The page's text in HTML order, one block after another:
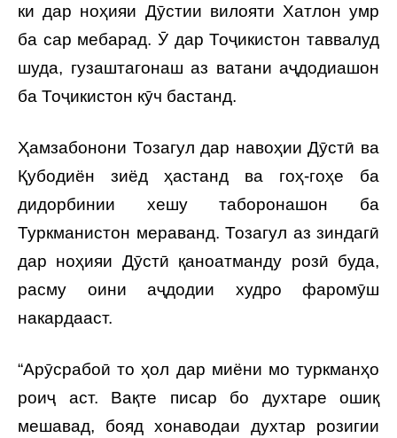
ки дар ноҳияи Дӯстии вилояти Хатлон умр
ба сар мебарад. Ӯ дар Тоҷикистон таввалуд
шуда, гузаштагонаш аз ватани аҷдодиашон
ба Тоҷикистон кӯч бастанд.
Ҳамзабонони Тозагул дар навоҳии Дӯстӣ ва
Қубодиён зиёд ҳастанд ва гоҳ-гоҳе ба
дидорбинии хешу таборонашон ба
Туркманистон мераванд. Тозагул аз зиндагӣ
дар ноҳияи Дӯстӣ қаноатманду розӣ буда,
расму оини аҷдодии худро фаромӯш
накардааст.
“Арӯсрабоӣ то ҳол дар миёни мо туркманҳо
роиҷ аст. Вақте писар бо духтаре ошиқ
мешавад, бояд хонаводаи духтар розигии